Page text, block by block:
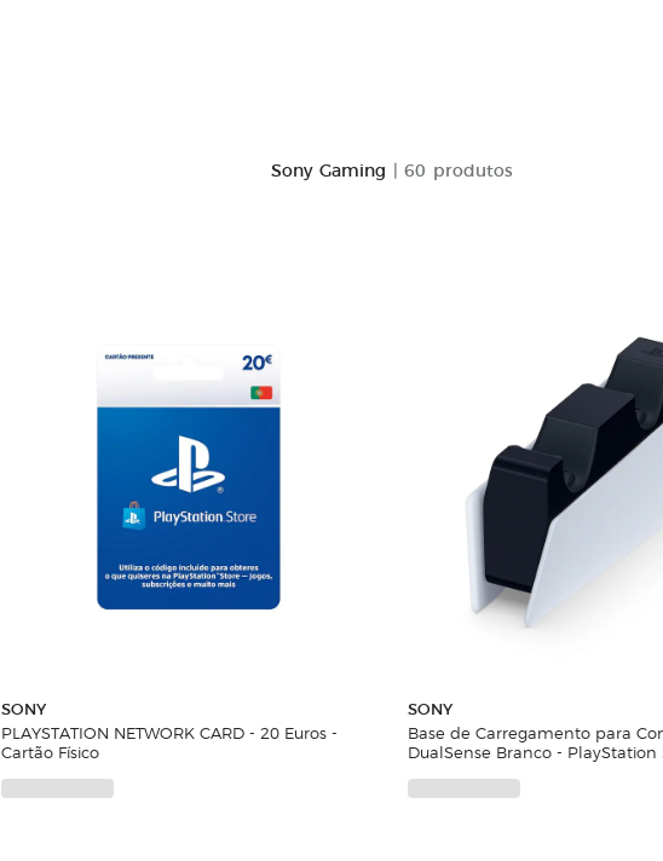
Sony Gaming | 60 produtos
SONY
PLAYSTATION NETWORK CARD - 20 Euros -
Cartão Físico
SONY
Base de Carregamento para
DualSense Branco - PlayStation